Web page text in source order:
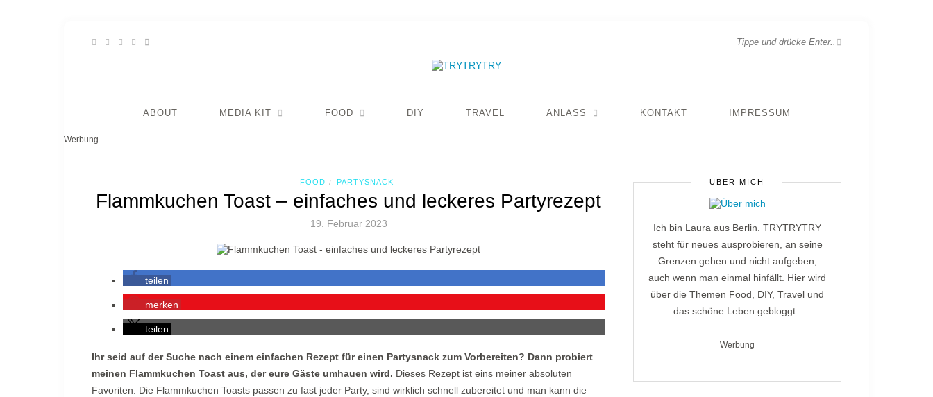
ABOUT MEDIA KIT FOOD DIY TRAVEL ANLASS KONTAKT IMPRESSUM
Werbung
FOOD / PARTYSNACK
Flammkuchen Toast – einfaches und leckeres Partyrezept
19. Februar 2023
teilen
merken
teilen
Ihr seid auf der Suche nach einem einfachen Rezept für einen Partysnack zum Vorbereiten? Dann probiert
meinen Flammkuchen Toast aus, der eure Gäste umhauen wird. Dieses Rezept ist eins meiner absoluten
Favoriten. Die Flammkuchen Toasts passen zu fast jeder Party, sind wirklich schnell zubereitet und man kann die
ÜBER MICH
Ich bin Laura aus Berlin. TRYTRYTRY
steht für neues ausprobieren, an seine
Grenzen gehen und nicht aufgeben,
auch wenn man einmal hinfällt. Hier wird
über die Themen Food, DIY, Travel und
das schöne Leben gebloggt..
Werbung